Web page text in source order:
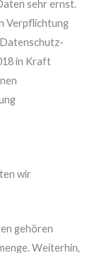
sehr ernst.
Verpflichtung
in Kraft
wir
gehören
Weiterhin,